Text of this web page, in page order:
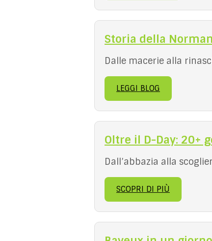
Storia della
Dalle macerie alla
LEGGI BLOG
Oltre il D-Day: 20+
Dall’abbazia alla
SCOPRI DI PIÙ